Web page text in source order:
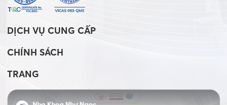
DỊCH VỤ CUNG CẤP
CHÍNH SÁCH
TRANG